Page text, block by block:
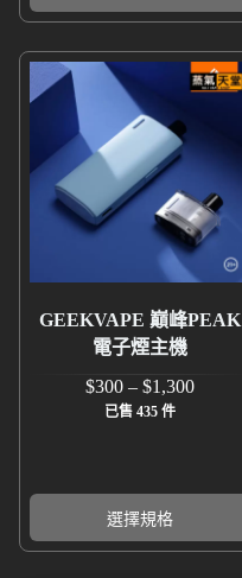
GEEKVAPE 巔峰PEAK
電子煙主機
$300 – $1,300
已售 435 件
選擇規格